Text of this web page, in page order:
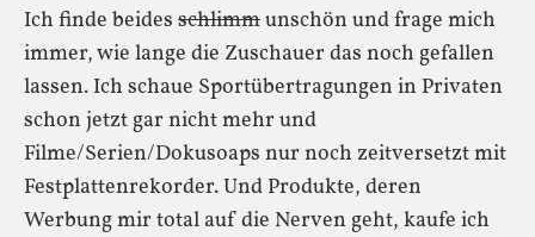
Ich finde beides schlimmunschön und frage mich
immer, wie lange die Zuschauer das noch gefallen
lassen. Ich schaue Sportübertragungen in Privaten
schon jetzt gar nicht mehr und
Filme/Serien/Dokusoaps nur noch zeitversetzt mit
Festplattenrekorder. Und Produkte, deren
Werbung mir total auf die Nerven geht, kaufe ich